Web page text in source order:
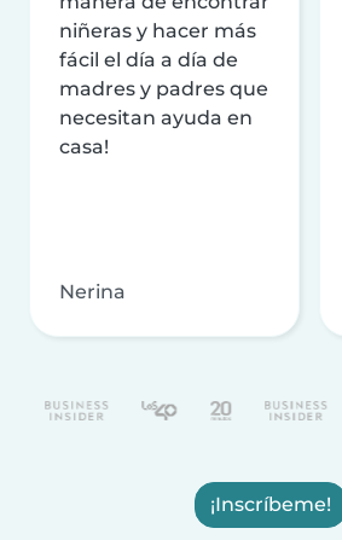
niñeras y hacer más
fácil el día a día de
madres y padres que
necesitan ayuda en
casa!
Nerina
¡Inscríbeme!